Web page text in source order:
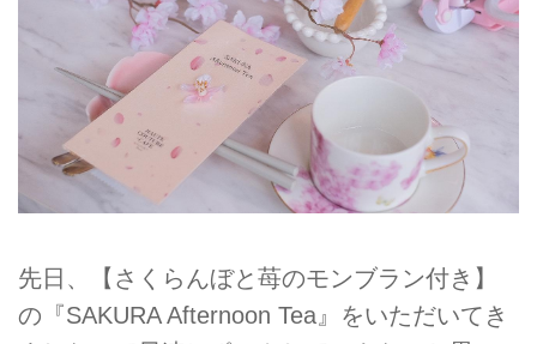
先日、【さくらんぼと苺のモンブラン付き】
の『SAKURA Afternoon Tea』をいただいてき